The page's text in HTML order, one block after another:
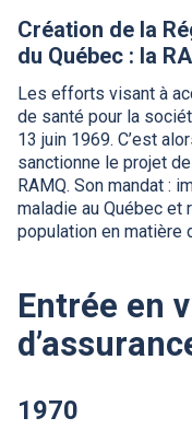
Création de la
du Québec : la
Les efforts visant à
de santé pour la
13 juin 1969. C’est
sanctionne le projet
RAMQ. Son mandat :
maladie au Québec et
population en matière
Entrée en
1970